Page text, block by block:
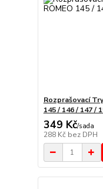
Rozprašovací
145 / 146 / 147 /
349 Kč/sada
288 Kč bez DPH